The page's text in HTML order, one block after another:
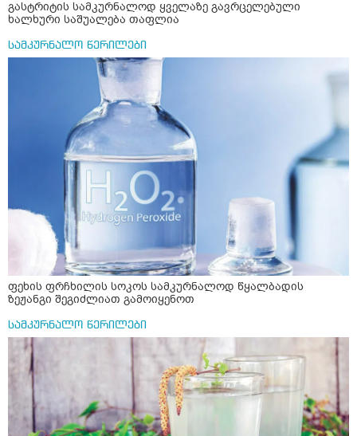
გასტრიტის სამკურნალოდ ყველაზე გავრცელებული
ხალხური საშუალება თაფლია
სამკურნალო წერილები
ფეხის ფრჩხილის სოკოს სამკურნალოდ წყალბადის
ზეჟანგი შეგიძლიათ გამოიყენოთ
სამკურნალო წერილები